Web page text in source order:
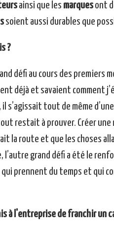
ainsi que les marquesont
soient aussi durables que
?
défi au cours des premiers
déjà et savaient comment
s’agissait tout de même
restait à prouver. Créer une
la route et que les choses
grand défi a été le
qui prennent du temps et qui
à l'entreprise de franchir un